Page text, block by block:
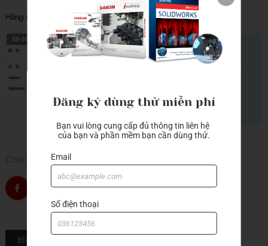
Hãng sản xuất: A-one
BÌNH LUẬN
Đăng ký dùng thử miễn phí
Bạn vui lòng cung cấp đủ thông tin liên hệ
của bạn và phần mềm bạn cần dùng thử.
Email
Số điện thoại